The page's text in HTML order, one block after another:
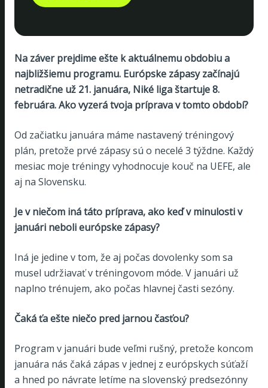
Na záver prejdime ešte k aktuálnemu obdobiu a
najbližšiemu programu. Európske zápasy začínajú
netradične už 21. januára, Niké liga štartuje 8.
februára. Ako vyzerá tvoja príprava v tomto období?
Od začiatku januára máme nastavený tréningový
plán, pretože prvé zápasy sú o necelé 3 týždne. Každý
mesiac moje tréningy vyhodnocuje kouč na UEFE, ale
aj na Slovensku.
Je v niečom iná táto príprava, ako keď v minulosti v
januári neboli európske zápasy?
Iná je jedine v tom, že aj počas dovolenky som sa
musel udržiavať v tréningovom móde. V januári už
naplno trénujem, ako počas hlavnej časti sezóny.
Čaká ťa ešte niečo pred jarnou časťou?
Program v januári bude veľmi rušný, pretože koncom
januára nás čaká zápas v jednej z európskych súťaží
a hned po návrate letíme na slovenský predsezónny